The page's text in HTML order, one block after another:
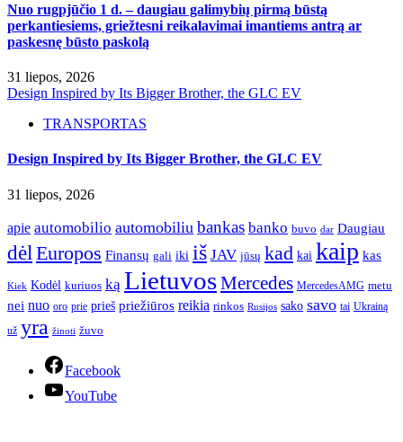
Nuo rugpjūčio 1 d. – daugiau galimybių pirmą būstą
perkantiesiems, griežtesni reikalavimai imantiems antrą ar
paskesnę būsto paskolą
31 liepos, 2026
Design Inspired by Its Bigger Brother, the GLC EV
TRANSPORTAS
Design Inspired by Its Bigger Brother, the GLC EV
31 liepos, 2026
apie automobilio automobiliu bankas banko buvo dar Daugiau
dėl Europos Finansų gali iki iš JAV jūsų kad kai kaip kas
Kiek Kodėl kuriuos ką LietuvosMercedes MercedesAMG metu
nei nuo oro prie prieš priežiūros reikia rinkos Rusijos sako savo tai Ukrainą
už yra žinoti žuvo
Facebook
YouTube